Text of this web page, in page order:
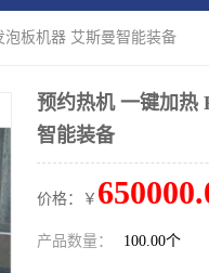
板机器 艾斯曼智能装备
预约热机 一键加热
智能装备
价格：￥
产品数量： 100.00个